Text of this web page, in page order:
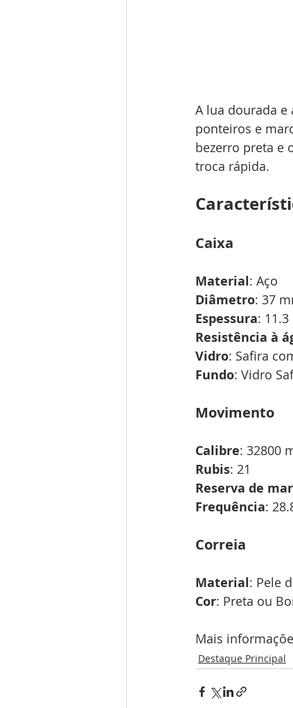
A lua dourada
ponteiros e
bezerro preta e
troca rápida.
Caixa
Material: Aço
Diâmetro: 37
Espessura:
Resistência à
Vidro: Safira
Fundo: Vidro
Movimento
Calibre: 32800
Rubis: 21
Reserva de
Frequência:
Correia
Material: Pele
Cor: Preta ou
Mais
Destaque Principal